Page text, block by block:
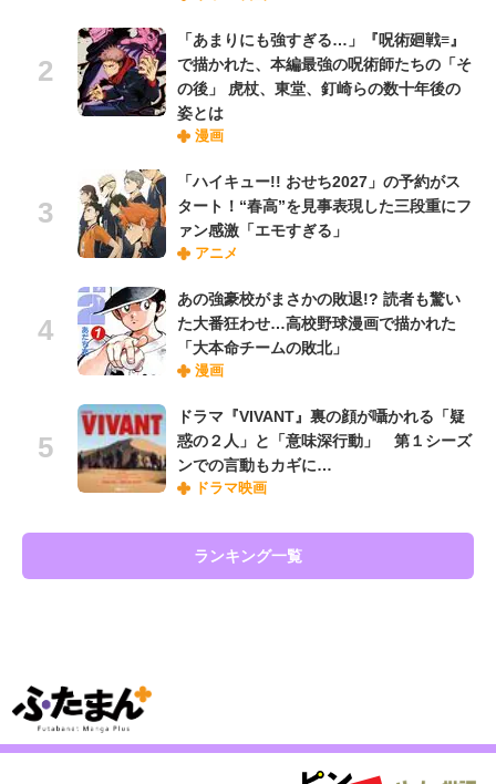
「あまりにも強すぎる…」『呪術廻戦≡』
で描かれた、本編最強の呪術師たちの「そ
の後」 虎杖、東堂、釘崎らの数十年後の
姿とは
漫画
「ハイキュー!! おせち2027」の予約がス
タート！“春高”を見事表現した三段重にフ
ァン感激「エモすぎる」
アニメ
あの強豪校がまさかの敗退!? 読者も驚い
た大番狂わせ…高校野球漫画で描かれた
「大本命チームの敗北」
漫画
ドラマ『VIVANT』裏の顔が囁かれる「疑
惑の２人」と「意味深行動」 第１シーズ
ンでの言動もカギに…
ドラマ映画
ランキング一覧